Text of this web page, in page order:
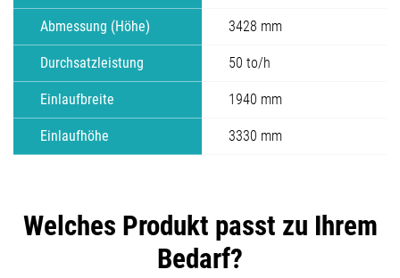
Abmessung (Höhe) 3428 mm
Durchsatzleistung 50 to/h
Einlaufbreite 1940 mm
Einlaufhöhe 3330 mm
Welches Produkt passt zu Ihrem
Bedarf?